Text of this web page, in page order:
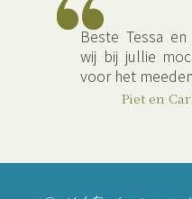
Beste Tessa
wij bij jullie
voor het
Piet en